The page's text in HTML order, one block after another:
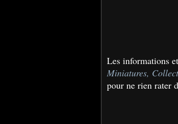
Les informations
Miniatures,
pour ne rien rater